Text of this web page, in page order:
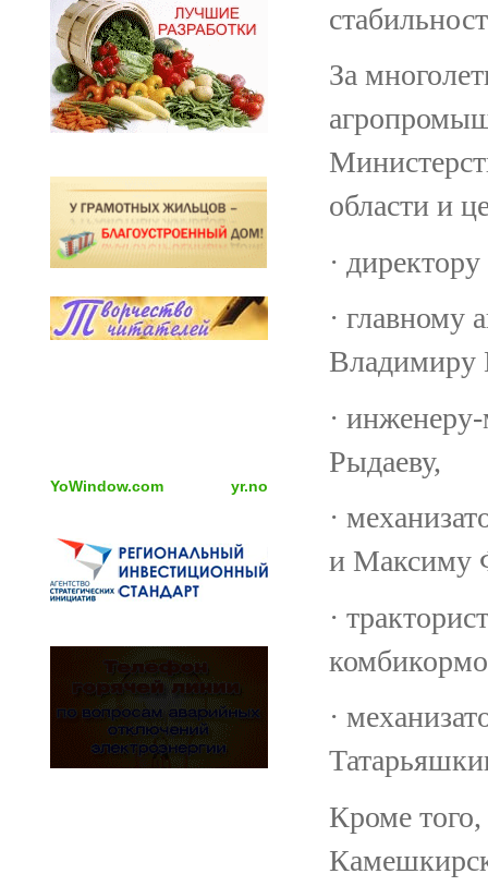
YoWindow.com yr.no
За
области и
·
·
Владимиру
·
Рыдаеву,
·
и Максиму
·
·
Кроме